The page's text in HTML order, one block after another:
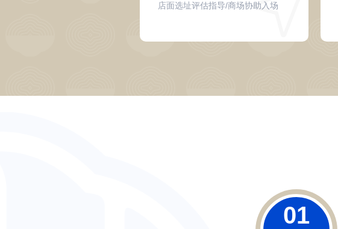
店面选址评估指导/商场协助入场
01